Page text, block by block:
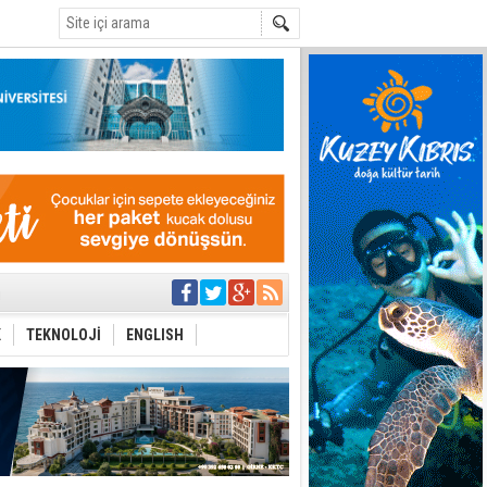
Çevriliyor"
en temel
Festival
TEKNOLOJİ ENGLISH